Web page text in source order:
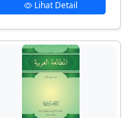
Lihat Detail